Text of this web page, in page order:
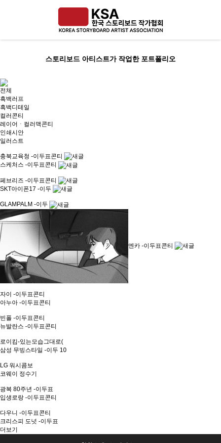
스토리보드 아티스트가 작업한 포트폴리오
전체
흑백러프
흑백디테일
컬러콘티
레이어ㆍ컬러맥콘티
인쇄시안
일러스트
충북교육청 -이두표콘티
스케처스 -이두표콘티
페브리즈 -이두표콘티
SKT아이폰17 -이두
GLAMPALM -이두
엔카 -이두표콘티
자이 -이두표콘티
아누아 -이두표콘티
빈폴 -이두표콘티
뉴발란스 -이두표콘티
로이킴-있는모습그대로(
삼성 무빙스타일 -이두 10
LG 워시콤보
코웨이 정수기
광복 80주년 -이두표
입생로랑 -이두표콘티
다우니 -이두표콘티
크리스피 도넛 -이두표
더보기